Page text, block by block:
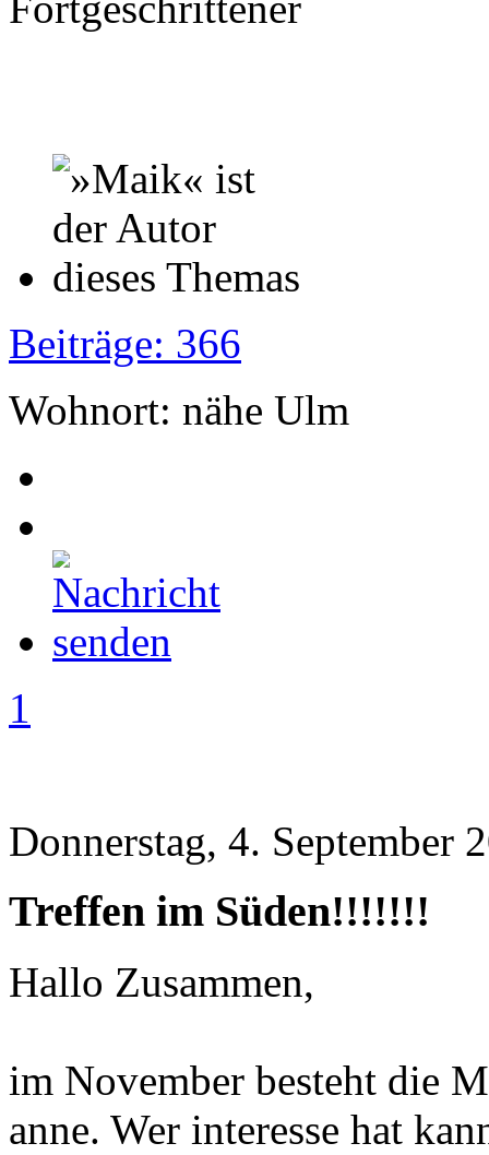
Beiträge: 366
Wohnort: nähe Ulm
1
Donnerstag, 4. September
Treffen im Süden!!!!!!!
Hallo Zusammen,
im November besteht die
anne. Wer interesse hat